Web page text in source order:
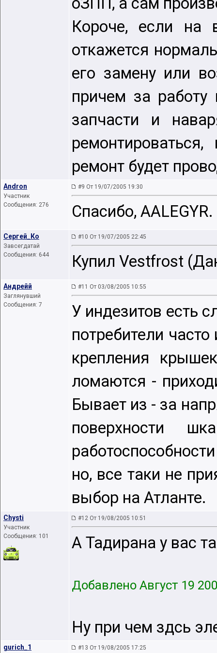
Короче, если на
откажется
его замену или
причем за работу
запчасти и
ремонт будет
Andron
Участник
Сообщения: 276
#9 От 19/07/2005 19:30
Спасибо,
Сергей_Ко
Завсегдатай
Сообщения: 644
#10 От 19/07/2005 22:45
Купил Vestfrost
Андрейй
Заглянувший
Сообщения: 7
#11 От 03/08/2005 10:55
У индезитов есть
потребители
крепления
ломаются -
Бывает из - за
поверхности
но, все таки не
выбор на Атланте.
Chysti
Участник
Сообщения: 101
#12 От 19/08/2005 10:51
А Тадирана у вас
Добавлено Август 19
Ну при чем здсь
gurich_1 #13 От 19/08/2005 17:25